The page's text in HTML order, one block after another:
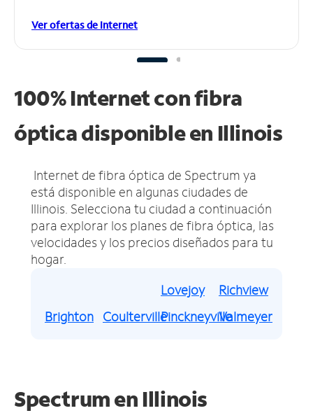
Ver ofertas de Internet
100% Internet con fibra
óptica disponible en Illinois
Internet de fibra óptica de Spectrum ya
está disponible en algunas ciudades de
Illinois. Selecciona tu ciudad a continuación
para explorar los planes de fibra óptica, las
velocidades y los precios diseñados para tu
hogar.
Brighton Coulterville
Lovejoy
Pinckneyville
Richview
Valmeyer
Spectrum en Illinois